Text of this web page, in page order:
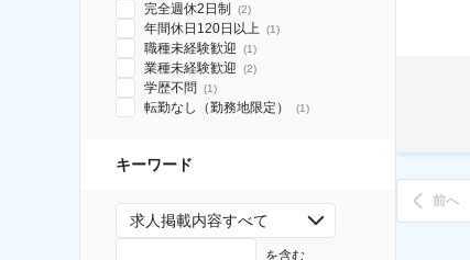
完全週休2日制 (2)
年間休日120日以上 (1)
職種未経験歓迎 (1)
業種未経験歓迎 (2)
学歴不問 (1)
転勤なし（勤務地限定） (1)
キーワード
求人掲載内容すべて
を含む
前へ